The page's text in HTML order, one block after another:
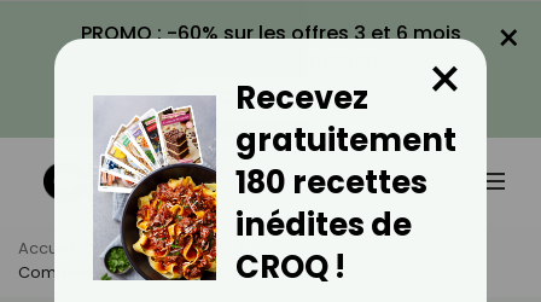
PROMO : -60% sur les offres 3 et 6 mois
VOIR LA PROMO
×
Accueil Actus
Santé
Comment Réduire Les Risques De Cancer De La Langue ?
Recevez
gratuitement
180 recettes
inédites de
CROQ !
×